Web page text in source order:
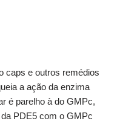
caps e outros remédios
a ação da enzima
é parelho à do GMPc,
PDE5 com o GMPc